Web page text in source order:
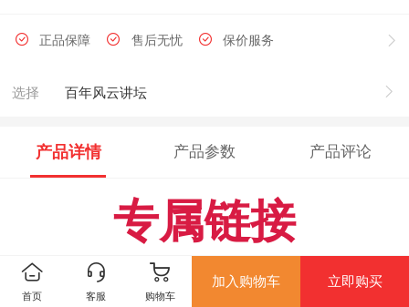
正品保障 售后无忧 保价服务
选择 百年风云讲坛
产品详情 产品参数 产品评论
专属链接
非请勿拍
首页 客服 购物车
加入购物车 立即购买